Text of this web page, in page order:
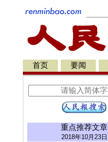
首页 要闻
重点推荐文章
2018年10月23日